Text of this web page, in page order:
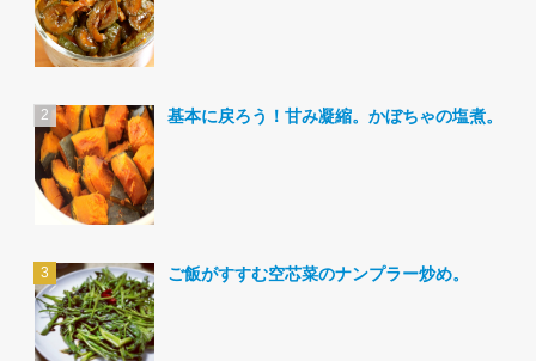
基本に戻ろう！甘み凝縮。かぼちゃの塩煮。
ご飯がすすむ空芯菜のナンプラー炒め。